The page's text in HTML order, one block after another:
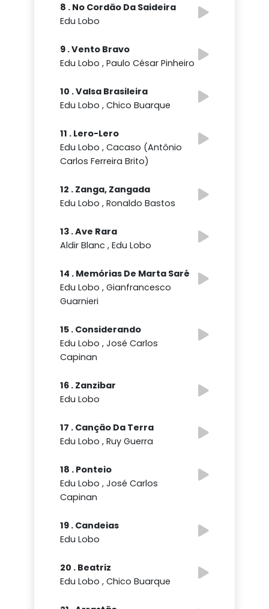
8 . No Cordão Da Saideira
Edu Lobo
9 . Vento Bravo
Edu Lobo , Paulo César Pinheiro
10 . Valsa Brasileira
Edu Lobo , Chico Buarque
11 . Lero-Lero
Edu Lobo , Cacaso (Antônio
Carlos Ferreira Brito)
12 . Zanga, Zangada
Edu Lobo , Ronaldo Bastos
13 . Ave Rara
Aldir Blanc , Edu Lobo
14 . Memórias De Marta Saré
Edu Lobo , Gianfrancesco
Guarnieri
15 . Considerando
Edu Lobo , José Carlos
Capinan
16 . Zanzibar
Edu Lobo
17 . Canção Da Terra
Edu Lobo , Ruy Guerra
18 . Ponteio
Edu Lobo , José Carlos
Capinan
19 . Candeias
Edu Lobo
20 . Beatriz
Edu Lobo , Chico Buarque